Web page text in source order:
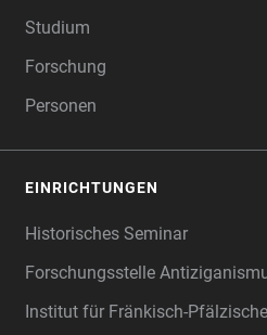
Studium
Forschung
Personen
EINRICHTUNGEN
Historisches Seminar
Forschungsstelle
Institut für Fränkisch-